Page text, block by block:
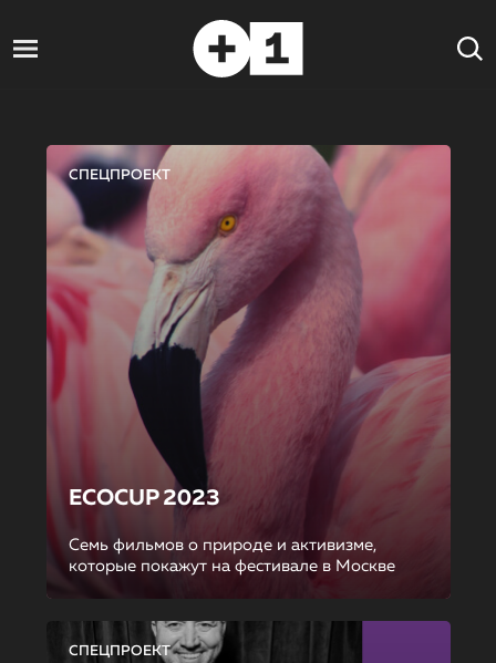
СПЕЦПРОЕКТ
ECOCUP 2023
Семь фильмов о природе и активизме,
которые покажут на фестивале в Москве
СПЕЦПРОЕКТ